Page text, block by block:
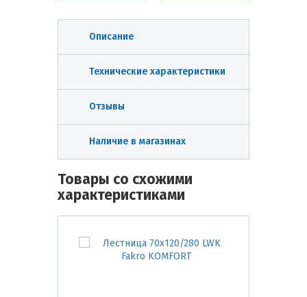
Описание
Технические характеристики
Отзывы
Наличие в магазинах
Товары со схожими
характеристиками